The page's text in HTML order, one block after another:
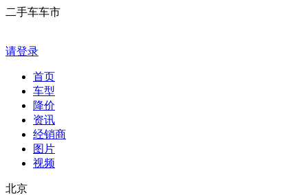
二手车车市
请登录
首页
车型
降价
资讯
经销商
图片
视频
北京